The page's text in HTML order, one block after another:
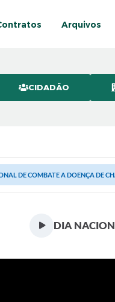
Arquivos
CIDADÃO
DE COMBATE A DOENÇA DE
DIA